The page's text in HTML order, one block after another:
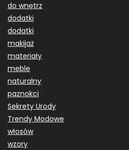
do wnętrz
dodatki
dodatki
makijaż
materiały
meble
naturalny
paznokci
Sekrety Urody
Trendy Modowe
włosów
wzory